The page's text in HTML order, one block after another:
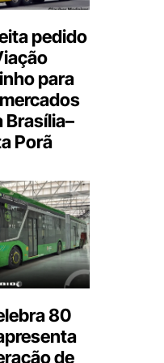
pedido
para
Brasília–
Porã
80
de